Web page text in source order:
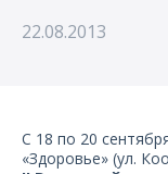
22.08.2013
С 18 по 20
«Здоровье» (ул.